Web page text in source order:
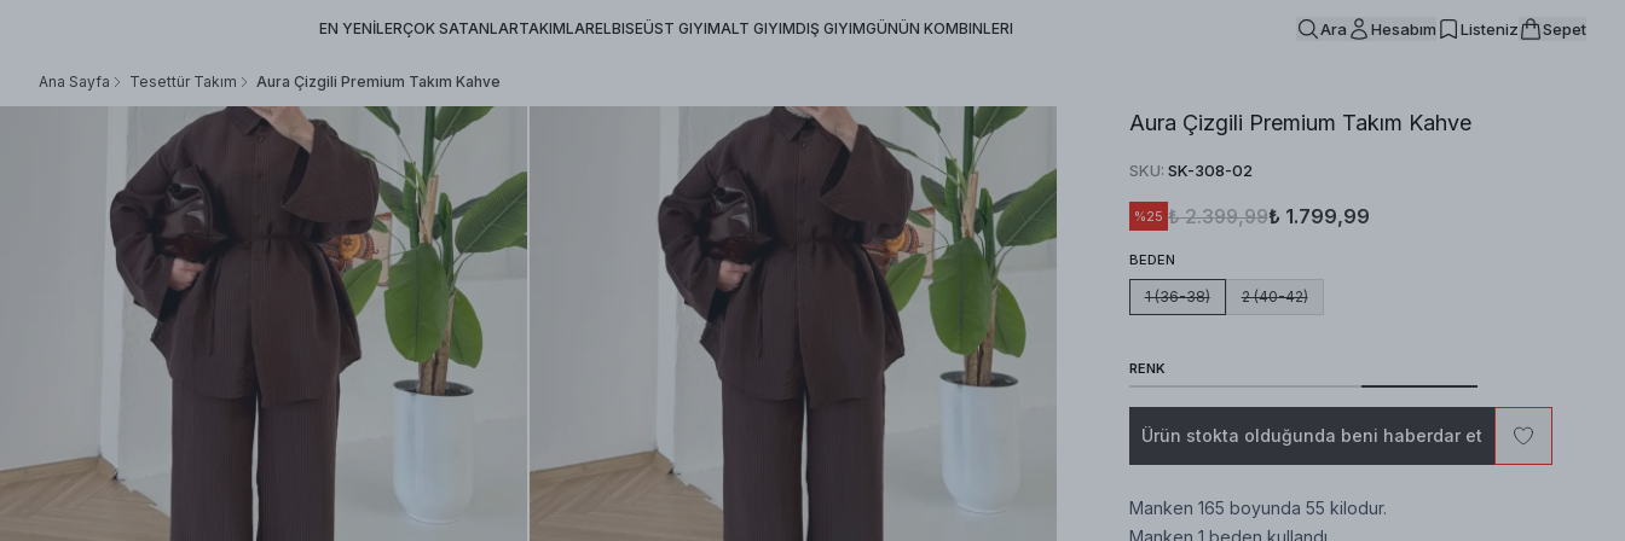
EN YENİLERÇOK SATANLARTAKIMLARELBISEÜST GIYIMALT GIYIMDIŞ GIYIMGÜNÜN KOMBINLERI Ara Hesabım Listeniz Sepet
Ana Sayfa Tesettür Takım Aura Çizgili Premium Takım Kahve
Aura Çizgili Premium Takım Kahve
SKU: SK-308-02
%25 ₺ 2.399,99₺ 1.799,99
BEDEN
1 (36-38) 2 (40-42)
RENK
Ürün stokta olduğunda beni haberdar et
Manken 165 boyunda 55 kilodur.
Manken 1 beden kullandı.